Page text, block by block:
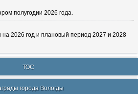
полугодии 2026 года.
на 2026 год и плановый период 2027 и 2028
ТОС
города Вологды